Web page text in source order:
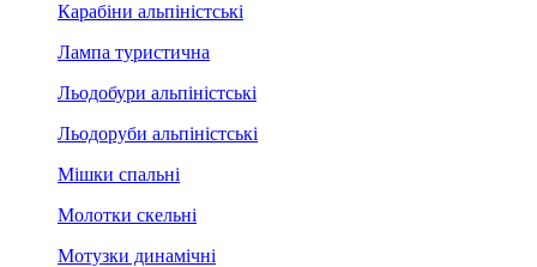
Карабіни альпіністські
Лампа туристична
Льодобури альпіністські
Льодоруби альпіністські
Мішки спальні
Молотки скельні
Мотузки динамічні